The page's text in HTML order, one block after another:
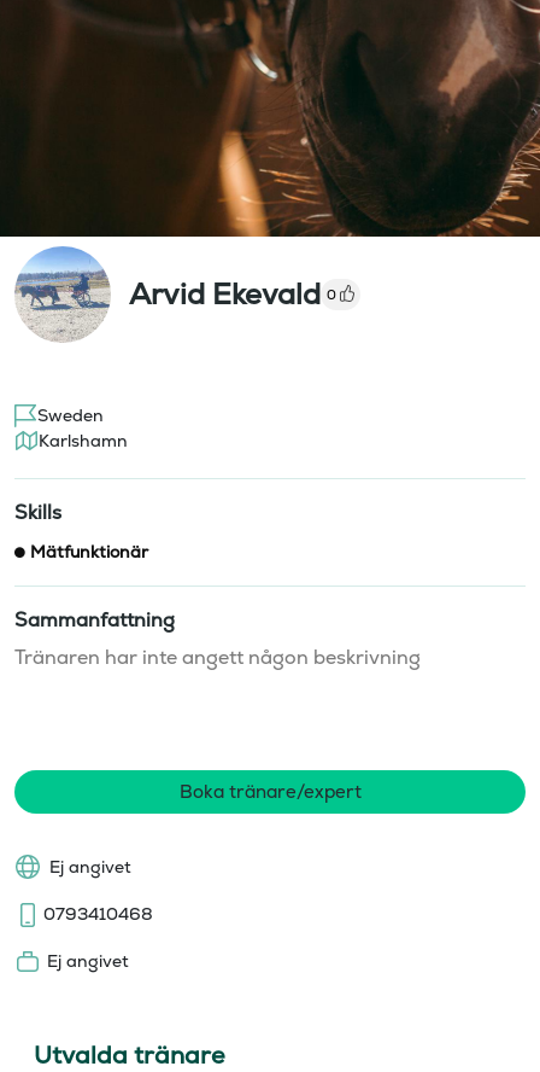
Arvid Ekevald 0
Sweden
Karlshamn
Skills
Mätfunktionär
Sammanfattning
Tränaren har inte angett någon beskrivning
Boka tränare/expert
Ej angivet
0793410468
Ej angivet
Utvalda tränare